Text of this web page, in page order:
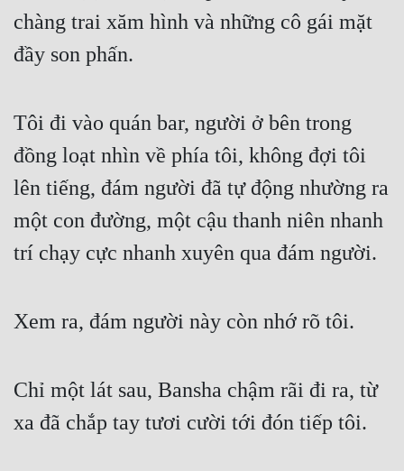
chàng trai xăm hình và những cô gái mặt
đầy son phấn.
Tôi đi vào quán bar, người ở bên trong
đồng loạt nhìn về phía tôi, không đợi tôi
lên tiếng, đám người đã tự động nhường ra
một con đường, một cậu thanh niên nhanh
trí chạy cực nhanh xuyên qua đám người.
Xem ra, đám người này còn nhớ rõ tôi.
Chỉ một lát sau, Bansha chậm rãi đi ra, từ
xa đã chắp tay tươi cười tới đón tiếp tôi.